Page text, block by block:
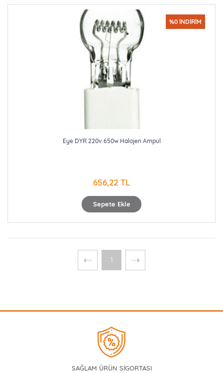
Sepete Ekle
%0 İNDİRİM
Eye DYR 220v 650w Halojen Ampul
656,22 TL
1
SAĞLAM ÜRÜN SİGORTASI